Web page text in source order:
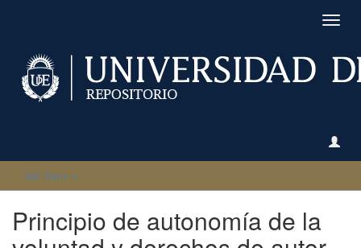
Ver ítem
Principio de autonomía de la